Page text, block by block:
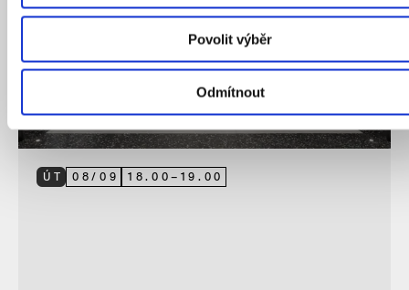
Povolit výběr
Odmítnout
ÚT 08/09 18.00– 19.00